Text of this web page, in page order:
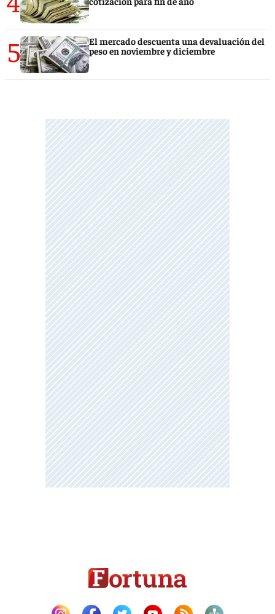
5
El mercado descuenta una devaluación del
peso en noviembre y diciembre